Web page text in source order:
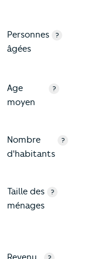
Personnes
âgées
?
Age
moyen
?
Nombre
d'habitants
?
Taille des
ménages
?